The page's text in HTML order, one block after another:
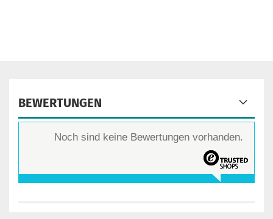
BEWERTUNGEN
Noch sind keine Bewertungen vorhanden.